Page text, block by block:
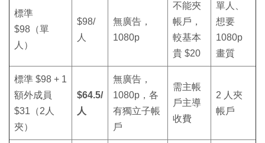
標準
$98（單
人）
$98/
人
無廣告，
1080p
不能夾
帳戶，
較基本
貴 $20
單人、
想要
1080p
畫質
標準 $98 + 1
額外成員
$31（2人
夾）
$64.5/
人
無廣告，
1080p，各
有獨立子帳
戶
需主帳
戶主導
收費
2 人夾
帳戶